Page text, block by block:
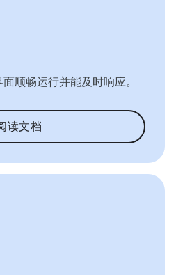
顺畅运行并能及时响应。
读文档